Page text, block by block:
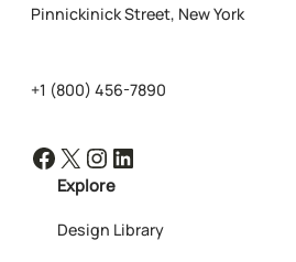
Pinnickinick Street, New York
+1 (800) 456-7890
Facebook X Instagram LinkedIn
Explore
Design Library